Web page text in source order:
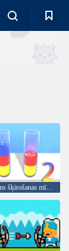
Ūdens šķirošanas mīkla 2